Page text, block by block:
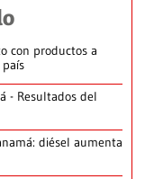
con productos a
- Resultados del
diésel aumenta